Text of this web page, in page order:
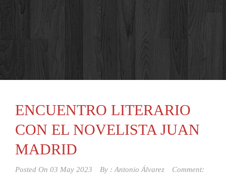
ENCUENTRO LITERARIO
CON EL NOVELISTA JUAN
MADRID
Posted On 03 May 2023 By : Antonio Álvarez
Comment: